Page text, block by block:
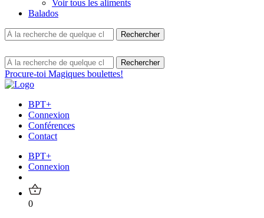
Voir tous les aliments
Balados
Procure-toi Magiques boulettes!
BPT+
Connexion
Conférences
Contact
BPT+
Connexion
0